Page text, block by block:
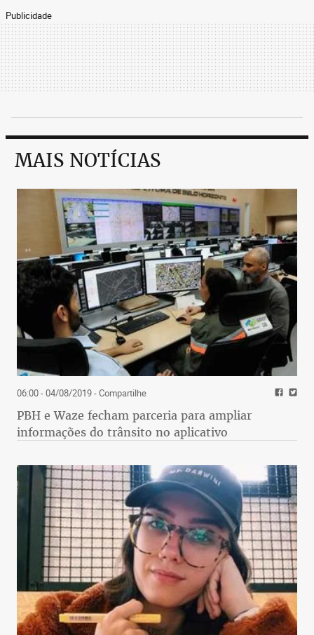
Publicidade
MAIS NOTÍCIAS
06:00 - 04/08/2019- Compartilhe
PBH e Waze fecham parceria para ampliar
informações do trânsito no aplicativo